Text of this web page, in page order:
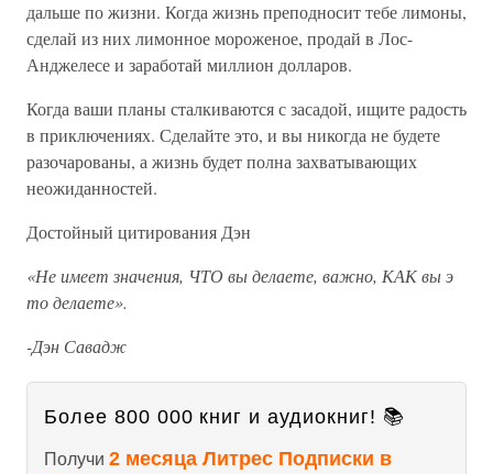
дальше по жизни. Когда жизнь преподносит тебе лимоны,
сделай из них лимонное мороженое, продай в Лос-
Анджелесе и заработай миллион долларов.
Когда ваши планы сталкиваются с засадой, ищите радость
в приключениях. Сделайте это, и вы никогда не будете
разочарованы, а жизнь будет полна захватывающих
неожиданностей.
Достойный цитирования Дэн
«Не имеет значения, ЧТО вы делаете, важно, КАК вы э
то делаете».
-Дэн Савадж
Более 800 000 книг и аудиокниг! 📚
Получи 2 месяца Литрес Подписки в